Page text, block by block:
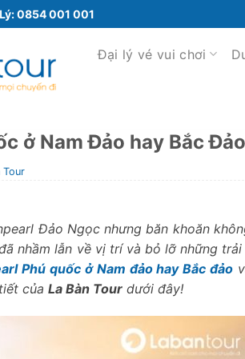
0854 001 001
Đại lý vé vui chơi
ở Nam Đảo hay Bắc
Tour
Đảo Ngọc nhưng băn khoăn
nhầm lẫn về vị trí và bỏ lỡ những
Phú quốc ở Nam đảo hay Bắc đảo
của La Bàn Tour dưới đây!